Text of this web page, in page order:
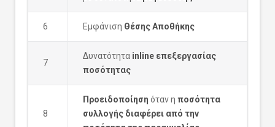
6 Εμφάνιση Θέσης Αποθήκης
7
Δυνατότητα inline επεξεργασίας
ποσότητας
8
Προειδοποίηση όταν η ποσότητα
συλλογής διαφέρει από την